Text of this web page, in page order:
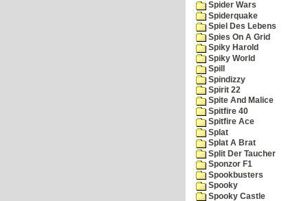
Spider Wars
Spiderquake
Spiel Des Lebens
Spies On A Grid
Spiky Harold
Spiky World
Spill
Spindizzy
Spirit 22
Spite And Malice
Spitfire 40
Spitfire Ace
Splat
Splat A Brat
Split Der Taucher
Sponzor F1
Spookbusters
Spooky
Spooky Castle